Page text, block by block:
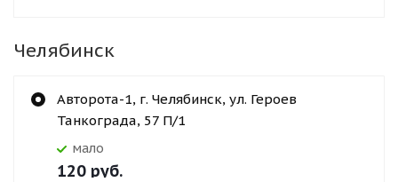
Челябинск
Авторота-1, г. Челябинск, ул. Героев
Танкограда, 57 П/1
Мало
120 руб.